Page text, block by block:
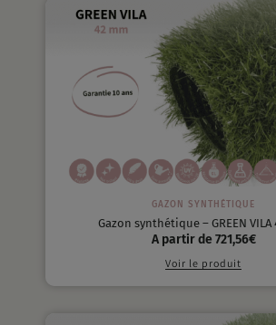
GAZON SYNTHÉTIQUE
Gazon synthétique – GREEN VILA
A partir de 721,56€
Voir le produit